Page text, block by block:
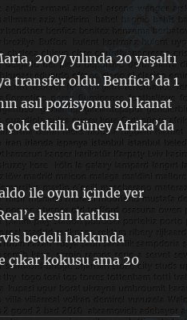
2007 yılında 20 yaşaltı
transfer oldu. Benfica’da 1
asıl pozisyonu sol kanat
çok etkili. Güney Afrika’da
ile oyun içinde yer
kesin katkısı
bedeli hakkında
çıkar kokusu ama 20